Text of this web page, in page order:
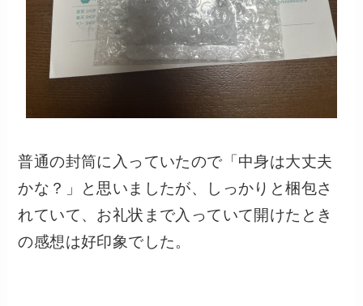
普通の封筒に入っていたので「中身は大丈夫
かな？」と思いましたが、しっかりと梱包さ
れていて、お礼状まで入っていて開けたとき
の感想は好印象でした。